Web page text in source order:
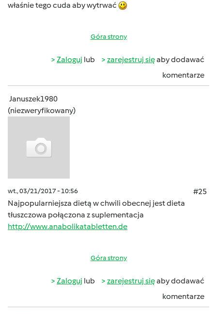
właśnie tego cuda aby wytrwać
Góra strony
Zaloguj lub zarejestruj sięaby dodawać
komentarze
Januszek1980
(niezweryfikowany)
wt., 03/21/2017 - 10:56
#25
Najpopularniejsza dietą w chwili obecnej jest dieta
tłuszczowa połączona z suplementacja
http://www.anabolikatabletten.de
Góra strony
Zaloguj lub zarejestruj sięaby dodawać
komentarze